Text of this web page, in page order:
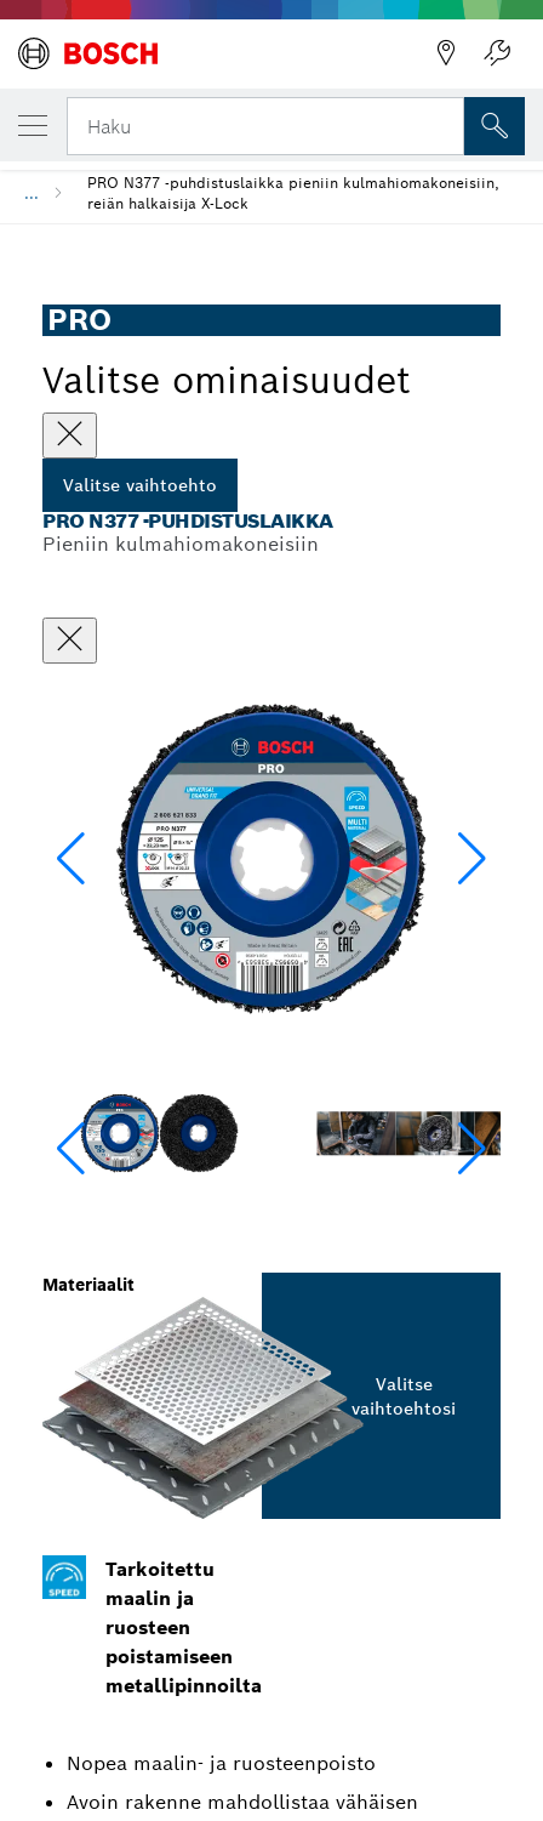
Haku
...
PRO N377 -puhdistuslaikka pieniin kulmahiomakoneisiin,
reiän halkaisija X-Lock
PRO
Valitse ominaisuudet
Valitse vaihtoehto
PRO N377 -PUHDISTUSLAIKKA
Pieniin kulmahiomakoneisiin
Tarkoitettu
maalin ja
ruosteen
poistamiseen
metallipinnoilta
Nopea maalin- ja ruosteenpoisto
Avoin rakenne mahdollistaa vähäisen
Materiaalit
Valitse
vaihtoehtosi
VALITSEMASI VAIHTOEHTO
PRO N377 -puhdistuslaikka